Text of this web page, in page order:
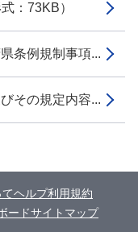
：73KB）
条例規制事項...
その規定内容...
ヘルプ利用規約
ードサイトマップ